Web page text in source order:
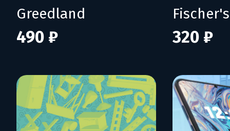
Greedland
490 ₽ 320 ₽